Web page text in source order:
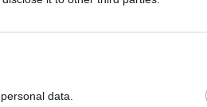
data.
Φεστιβάλ ΚΝΕ-
Σπάρτης. Ενώ, τα
μαθητές.
σχήμα- απο το